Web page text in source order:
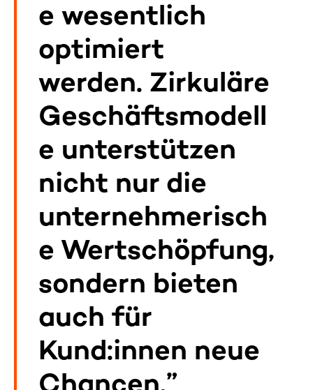
e wesentlich
optimiert
werden. Zirkuläre
Geschäftsmodell
e unterstützen
nicht nur die
unternehmerisch
e Wertschöpfung,
sondern bieten
auch für
Kund:innen neue